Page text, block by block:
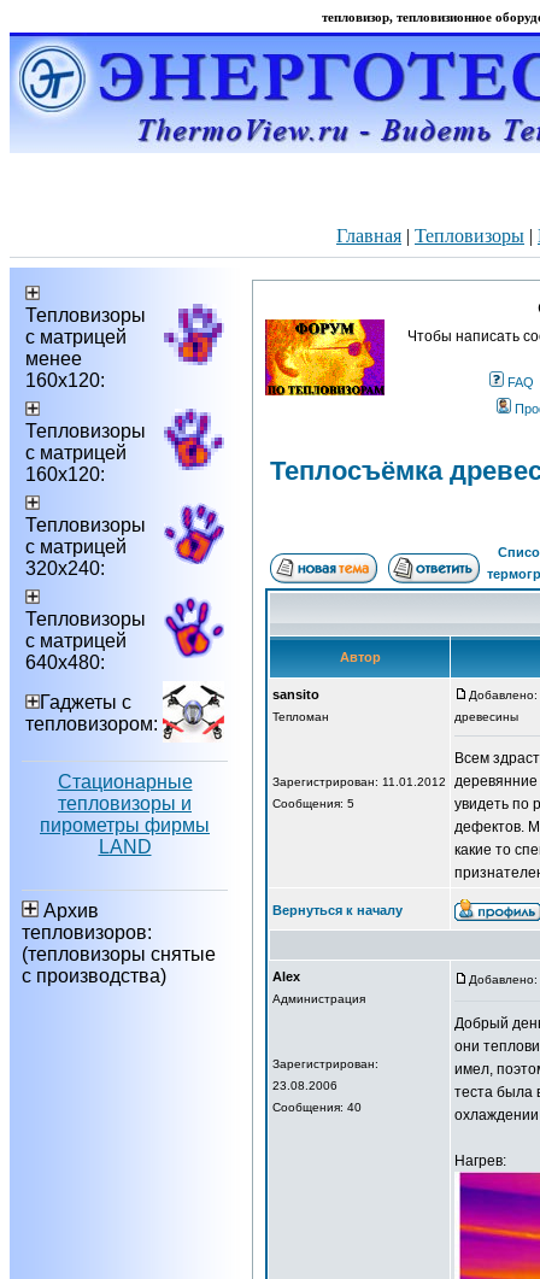
тепловизор, тепловизионное
Главная | Тепловизоры |
Тепловизоры
с матрицей
менее
160х120:
Тепловизоры
с матрицей
160х120:
Тепловизоры
с матрицей
320х240:
Тепловизоры
с матрицей
640х480:
Гаджеты с
тепловизором:
Стационарные
тепловизоры и
пирометры фирмы
LAND
Архив
тепловизоров:
(тепловизоры снятые
с производства)
Чтобы написать
FAQ
Теплосъёмка
Автор
sansito
Тепломан
Зарегистрирован: 11.01.2012
Сообщения: 5
древесины
Всем
деревянние
увидеть по
дефектов.
какие то
Вернуться к началу
Alex
Администрация
Зарегистрирован:
23.08.2006
Сообщения: 40
Добрый
они
имел,
теста была
Нагрев: